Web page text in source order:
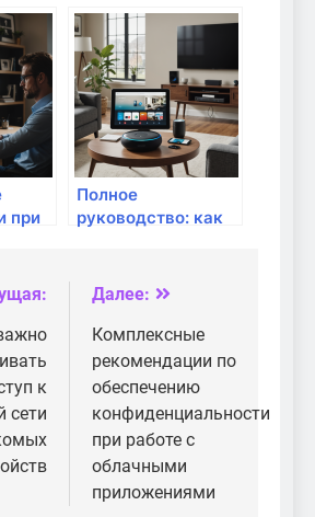
при
использовании
общих сетей Wi-Fi?
при
Полное
руководство: как
конфиденциальности
в домашних
гаджетах
к
сети
Далее:
Комплексные
рекомендации по
обеспечению
конфиденциальности
при работе с
облачными
приложениями